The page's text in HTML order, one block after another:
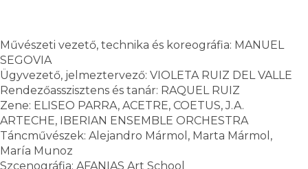
Művészeti vezető, technika és koreográfia: MANUEL
SEGOVIA
Ügyvezető, jelmeztervező: VIOLETA RUIZ DEL VALLE
Rendezőasszisztens és tanár: RAQUEL RUIZ
Zene: ELISEO PARRA, ACETRE, COETUS, J.A.
ARTECHE, IBERIAN ENSEMBLE ORCHESTRA
Táncművészek: Alejandro Mármol, Marta Mármol,
María Munoz
Szcenográfia: AFANIAS Art School